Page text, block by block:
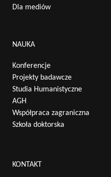
Dla mediów
NAUKA
Konferencje
Projekty badawcze
Studia Humanistyczne
AGH
Współpraca zagraniczna
Szkoła doktorska
KONTAKT